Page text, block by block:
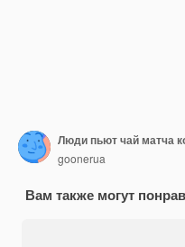
goonerua
Вам также могут